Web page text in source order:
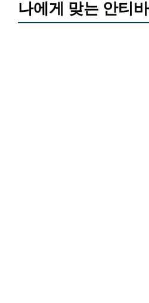
나에게 맞는 안티